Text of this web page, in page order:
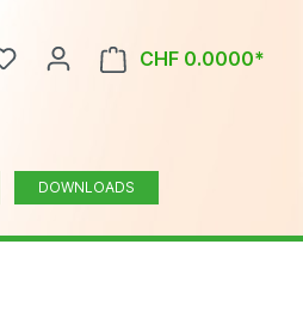
CHF 0.0000*
DOWNLOADS